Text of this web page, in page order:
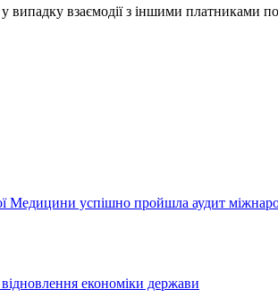
у випадку взаємодії з іншими
успішно пройшла аудит
економіки держави